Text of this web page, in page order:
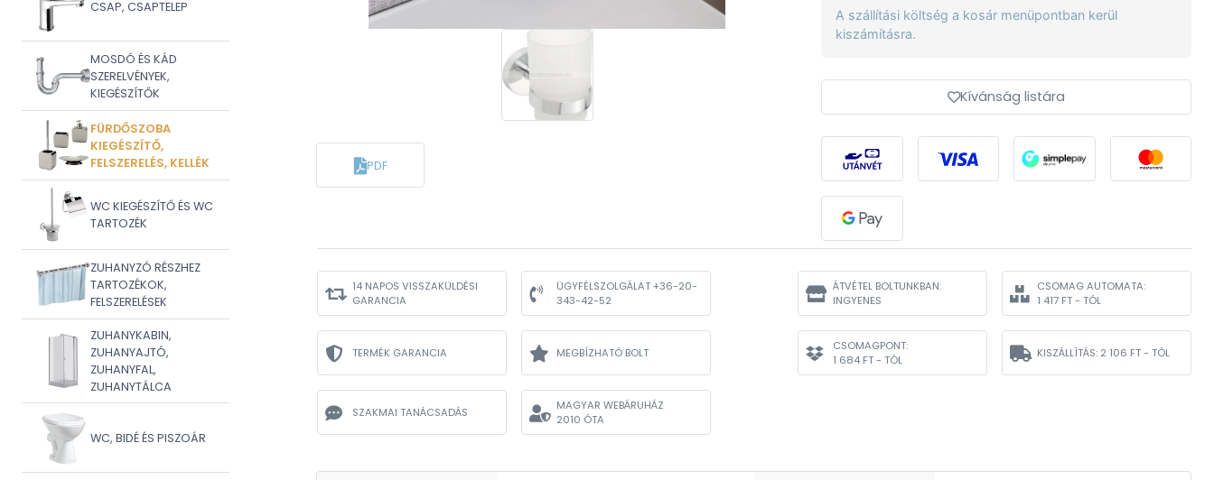
CSAP, CSAPTELEP
MOSDÓ ÉS KÁD
SZERELVÉNYEK,
KIEGÉSZÍTŐK
FÜRDŐSZOBA
KIEGÉSZÍTŐ,
FELSZERELÉS, KELLÉK
WC KIEGÉSZÍTŐ ÉS WC
TARTOZÉK
ZUHANYZÓ RÉSZHEZ
TARTOZÉKOK,
FELSZERELÉSEK
ZUHANYKABIN,
ZUHANYAJTÓ,
ZUHANYFAL,
ZUHANYTÁLCA
WC, BIDÉ ÉS PISZOÁR
PDF
A szállítási költség a kosár menüpontban kerül
kiszámításra.
Kívánság listára
14 NAPOS VISSZAKÜLDÉSI
GARANCIA
ÜGYFÉLSZOLGÁLAT +36-20-
343-42-52
TERMÉK GARANCIA MEGBÍZHATÓ BOLT
SZAKMAI TANÁCSADÁS
MAGYAR WEBÁRUHÁZ
2010 ÓTA
ÁTVÉTEL BOLTUNKBAN:
INGYENES
CSOMAG AUTOMATA:
1 417 FT - TÓL
CSOMAGPONT:
1 684 FT - TÓL
KISZÁLLÍTÁS: 2 106 FT - TÓL